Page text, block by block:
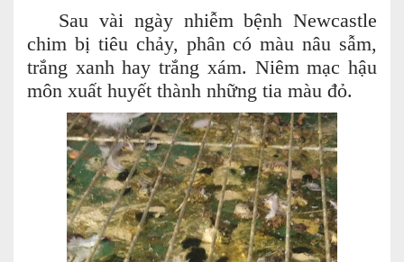
Sau vài ngày nhiễm bệnh Newcastle
chim bị tiêu chảy, phân có màu nâu sẫm,
trắng xanh hay trắng xám. Niêm mạc hậu
môn xuất huyết thành những tia màu đỏ.